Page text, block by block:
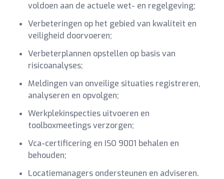
voldoen aan de actuele wet- en regelgeving;
Verbeteringen op het gebied van kwaliteit en
veiligheid doorvoeren;
Verbeterplannen opstellen op basis van
risicoanalyses;
Meldingen van onveilige situaties registreren,
analyseren en opvolgen;
Werkplekinspecties uitvoeren en
toolboxmeetings verzorgen;
Vca-certificering en ISO 9001 behalen en
behouden;
Locatiemanagers ondersteunen en adviseren.